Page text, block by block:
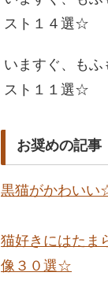
スト１４選☆
いますぐ、もふ
スト１１選☆
お奨めの記事
黒猫がかわいい
猫好きにはたま
像３０選☆